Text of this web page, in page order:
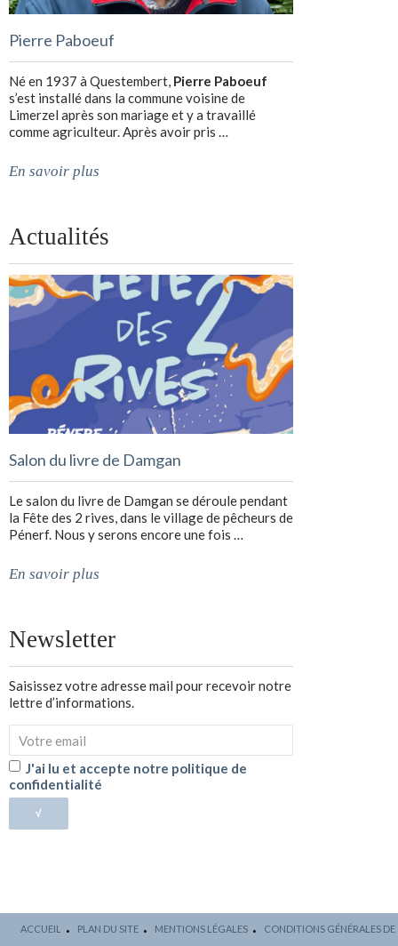
Pierre Paboeuf
Né en 1937 à Questembert, Pierre Paboeuf
s’est installé dans la commune voisine de
Limerzel après son mariage et y a travaillé
comme agriculteur. Après avoir pris …
En savoir plus
Actualités
Salon du livre de Damgan
Le salon du livre de Damgan se déroule pendant
la Fête des 2 rives, dans le village de pêcheurs de
Pénerf. Nous y serons encore une fois …
En savoir plus
Newsletter
Saisissez votre adresse mail pour recevoir notre
lettre d’informations.
J'ai lu et accepte notre politique de
confidentialité
√
ACCUEIL PLAN DU SITE MENTIONS LÉGALES CONDITIONS GÉNÉRALES DE